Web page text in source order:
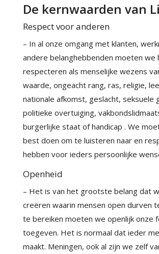
De kernwaarden van
Respect voor anderen
– In al onze omgang met klanten,
andere belanghebbenden moeten we
respecteren als menselijke wezens
waarde, ongeacht rang, ras, religie,
nationale afkomst, geslacht, seksuele
politieke overtuiging,
burgerlijke staat of handicap . We
best doen om te luisteren naar en
hebben voor ieders persoonlijke
Openheid
– Het is van het grootste belang dat
creëren waarin mensen open durven
te bereiken moeten we openlijk onze
toegeven. Het is normaal dat ieder
maakt. Meningen, ook al zijn we zelf